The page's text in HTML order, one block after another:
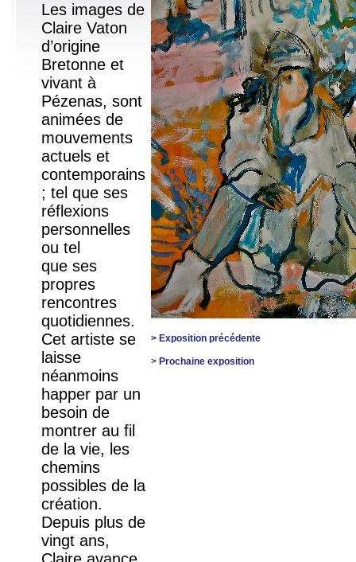
Les images de
Claire Vaton
d’origine
Bretonne et
vivant à
Pézenas, sont
animées de
mouvements
actuels et
contemporains
; tel que ses
réflexions
personnelles
ou tel
que ses
propres
rencontres
quotidiennes.
Cet artiste se
laisse
néanmoins
happer par un
besoin de
montrer au fil
de la vie, les
chemins
possibles de la
création.
Depuis plus de
vingt ans,
> Exposition précédente
> Prochaine exposition